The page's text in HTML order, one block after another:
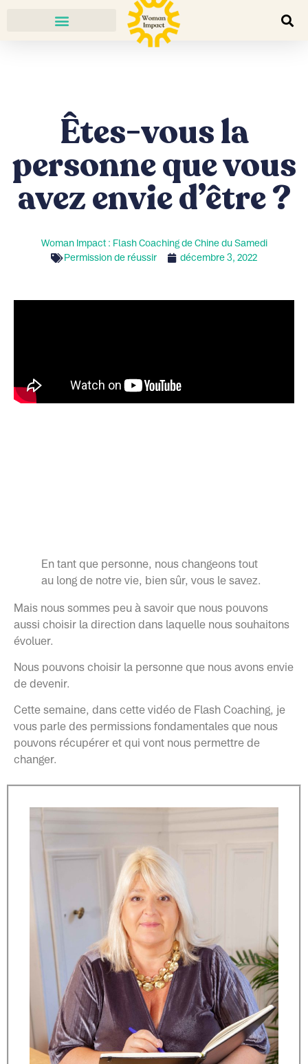
Êtes-vous la
personne que vous
avez envie d’être ?
Woman Impact : Flash Coaching de Chine du Samedi
Permission de réussir
décembre 3, 2022
En tant que personne, nous changeons tout
au long de notre vie, bien sûr, vous le savez.
Mais nous sommes peu à savoir que nous pouvons
aussi choisir la direction dans laquelle nous souhaitons
évoluer.
Nous pouvons choisir la personne que nous avons envie
de devenir.
Cette semaine, dans cette vidéo de Flash Coaching, je
vous parle des permissions fondamentales que nous
pouvons récupérer et qui vont nous permettre de
changer.